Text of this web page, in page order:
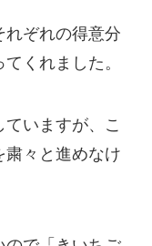
れぞれの得意分
くれました。
いますが、こ
粛々と進めなけ